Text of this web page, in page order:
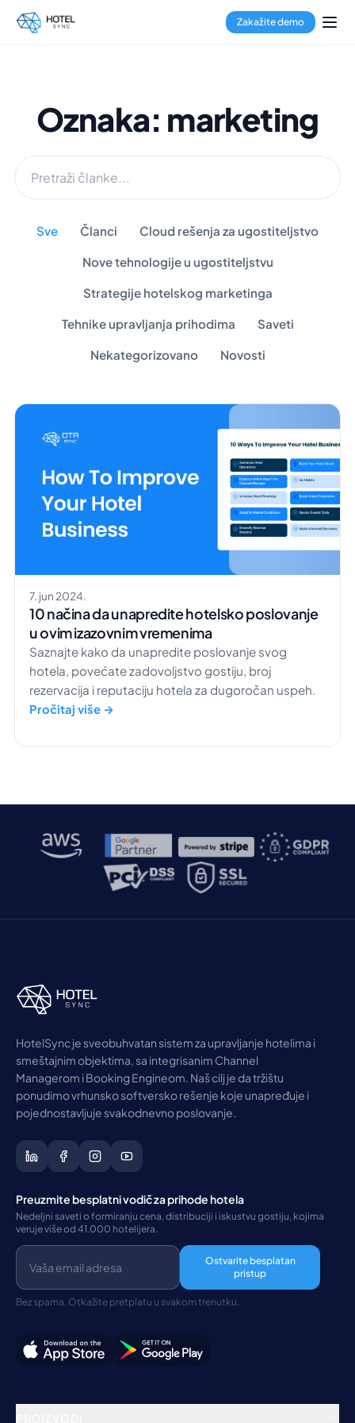
Zakažite demo
Oznaka: marketing
Sve Članci Cloud rešenja za ugostiteljstvo
Nove tehnologije u ugostiteljstvu
Strategije hotelskog marketinga
Tehnike upravljanja prihodima Saveti
Nekategorizovano Novosti
7. jun 2024.
10 načina da unapredite hotelsko poslovanje
u ovim izazovnim vremenima
Saznajte kako da unapredite poslovanje svog
hotela, povećate zadovoljstvo gostiju, broj
rezervacija i reputaciju hotela za dugoročan uspeh.
Pročitaj više →
HotelSync je sveobuhvatan sistem za upravljanje hotelima i
smeštajnim objektima, sa integrisanim Channel
Managerom i Booking Engineom. Naš cilj je da tržištu
ponudimo vrhunsko softversko rešenje koje unapređuje i
pojednostavljuje svakodnevno poslovanje.
Preuzmite besplatni vodič za prihode hotela
Nedeljni saveti o formiranju cena, distribuciji i iskustvu gostiju, kojima
veruje više od 41.000 hotelijera.
Ostvarite besplatan
pristup
Bez spama. Otkažite pretplatu u svakom trenutku.